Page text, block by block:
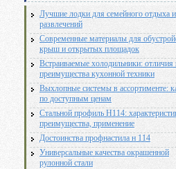
Лучшие лодки для семейного отдыха и
развлечений
Современные материалы для
крыш и открытых площадок
Встраиваемые холодильники: отличия
преимущества кухонной техники
Выхлопные системы в ассортименте:
по доступным ценам
Стальной профиль Н114:
преимущества, применение
Достоинства профнастила н 114
Универсальные качества окрашенной
рулонной стали